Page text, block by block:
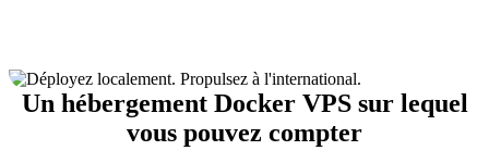
Un hébergement Docker VPS sur lequel
vous pouvez compter